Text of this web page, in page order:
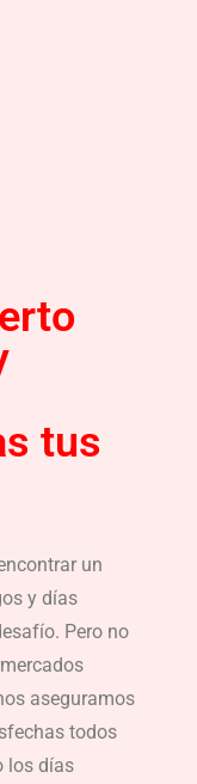
tus
un
y días
Pero no
aseguramos
todos
los días